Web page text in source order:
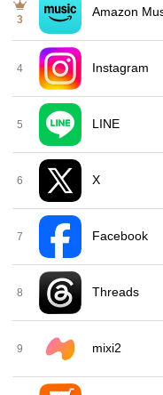
3
Amazon
4 Instagram
5 LINE
6 X
7 Facebook
8 Threads
9 mixi2